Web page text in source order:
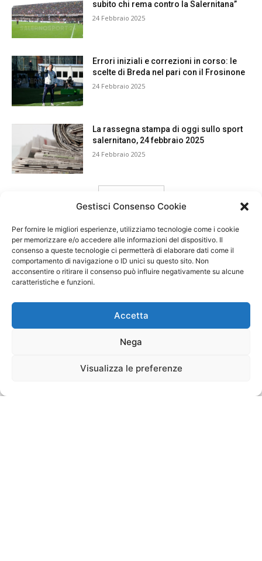
Gestisci Consenso Cookie
Per fornire le migliori esperienze, utilizziamo tecnologie come i cookie
per memorizzare e/o accedere alle informazioni del dispositivo. Il
consenso a queste tecnologie ci permetterà di elaborare dati come il
comportamento di navigazione o ID unici su questo sito. Non
acconsentire o ritirare il consenso può influire negativamente su alcune
caratteristiche e funzioni.
Accetta
Nega
Visualizza le preferenze
subito chi rema contro la Salernitana”
24 Febbraio 2025
Errori iniziali e correzioni in corso: le
scelte di Breda nel pari con il Frosinone
24 Febbraio 2025
La rassegna stampa di oggi sullo sport
salernitano, 24 febbraio 2025
24 Febbraio 2025